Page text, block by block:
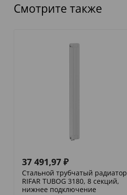
Смотрите также
37 491,97 ₽
Стальной трубчатый радиатор
RIFAR TUBOG 3180, 8 секций,
нижнее подключение